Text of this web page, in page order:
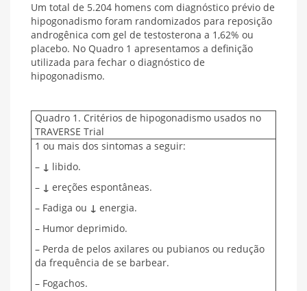
Um total de 5.204 homens com diagnóstico prévio de
hipogonadismo foram randomizados para reposição
androgênica com gel de testosterona a 1,62% ou
placebo. No Quadro 1 apresentamos a definição
utilizada para fechar o diagnóstico de
hipogonadismo.
Quadro 1. Critérios de hipogonadismo usados no
TRAVERSE Trial
1 ou mais dos sintomas a seguir:
– ↓ libido.
– ↓ ereções espontâneas.
– Fadiga ou ↓ energia.
– Humor deprimido.
– Perda de pelos axilares ou pubianos ou redução
da frequência de se barbear.
– Fogachos.